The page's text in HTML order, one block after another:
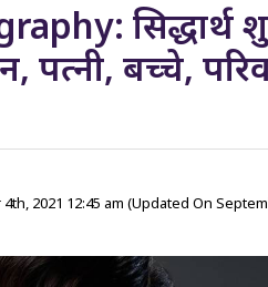
सिद्धार्थ
बच्चे,
2021 12:45 am(Updated On